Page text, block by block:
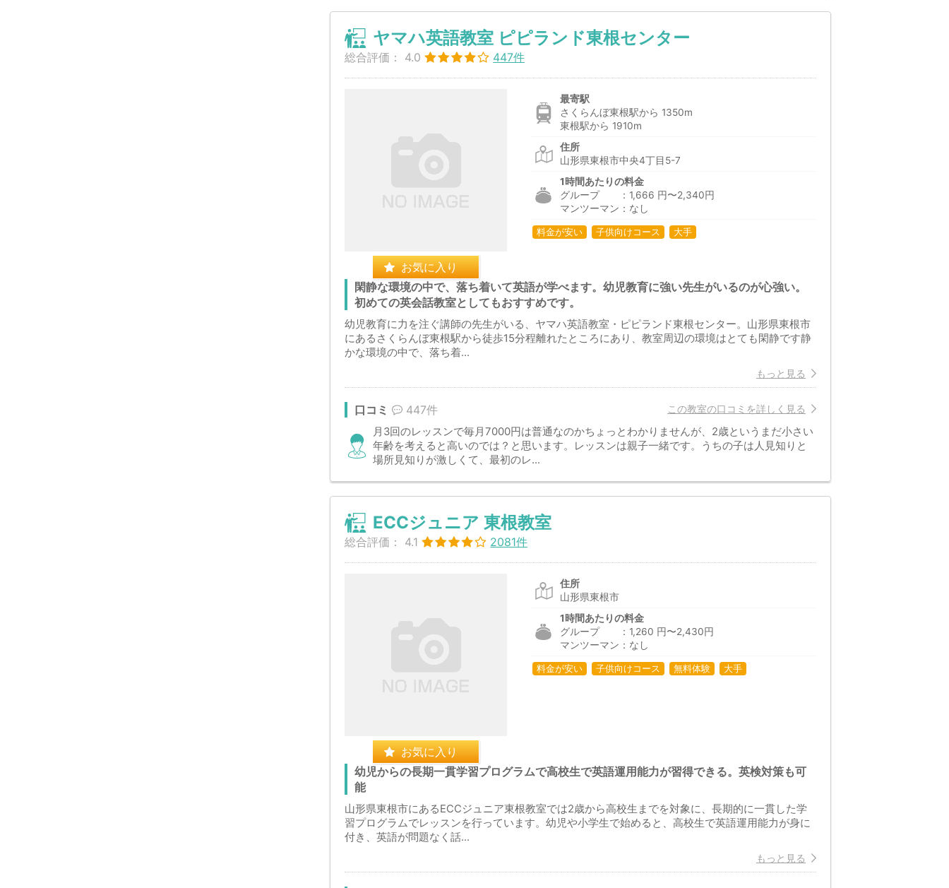
ヤマハ英語教室 ピピランド東根センター
総合評価： 4.0 447件
お気に入り
最寄駅
さくらんぼ東根駅から 1350m
東根駅から 1910m
住所
山形県東根市中央4丁目5-7
1時間あたりの料金
グループ ：1,666 円〜2,340円
マンツーマン：なし
料金が安い 子供向けコース 大手
閑静な環境の中で、落ち着いて英語が学べます。幼児教育に強い先生がいるのが心強い。
初めての英会話教室としてもおすすめです。
幼児教育に力を注ぐ講師の先生がいる、ヤマハ英語教室・ピピランド東根センター。山形県東根市
にあるさくらんぼ東根駅から徒歩15分程離れたところにあり、教室周辺の環境はとても閑静です静
かな環境の中で、落ち着...
もっと見る
この教室の口コミを詳しく見る
口コミ 447件
月3回のレッスンで毎月7000円は普通なのかちょっとわかりませんが、2歳というまだ小さい
年齢を考えると高いのでは？と思います。レッスンは親子一緒です。うちの子は人見知りと
場所見知りが激しくて、最初のレ...
ECCジュニア 東根教室
総合評価： 4.1 2081件
お気に入り
住所
山形県東根市
1時間あたりの料金
グループ ：1,260 円〜2,430円
マンツーマン：なし
料金が安い 子供向けコース 無料体験 大手
幼児からの長期一貫学習プログラムで高校生で英語運用能力が習得できる。英検対策も可
能
山形県東根市にあるECCジュニア東根教室では2歳から高校生までを対象に、長期的に一貫した学
習プログラムでレッスンを行っています。幼児や小学生で始めると、高校生で英語運用能力が身に
付き、英語が問題なく話...
もっと見る